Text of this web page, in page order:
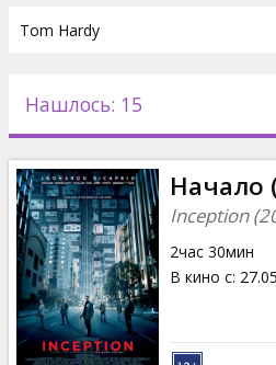
Новости
Подарки
Кинозакуски
B2B
Нашлось: 15
Начало
Inception
2час 30мин
В кино с: